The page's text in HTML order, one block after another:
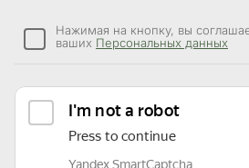
Нажимая на кнопку, вы
ваших Персональных данных